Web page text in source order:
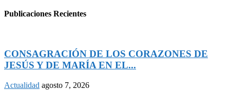
Publicaciones Recientes
CONSAGRACIÓN DE LOS CORAZONES DE
JESÚS Y DE MARÍA EN EL...
Actualidad agosto 7, 2026